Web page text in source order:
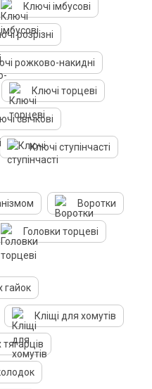
Ключі імбусові
розрізні
рожково-накидні
Ключі торцеві
свічкові
Ключі ступінчасті
Воротки
Головки торцеві
гайок
Кліщі для хомутів